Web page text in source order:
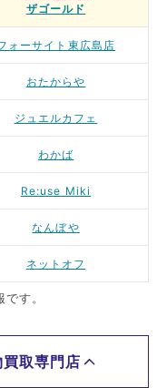
ザゴールド
ォーサイト東広島店
おたからや
ジュエルカフェ
わかば
Re:use Miki
なんぼや
ネットオフ
す。
取専門店